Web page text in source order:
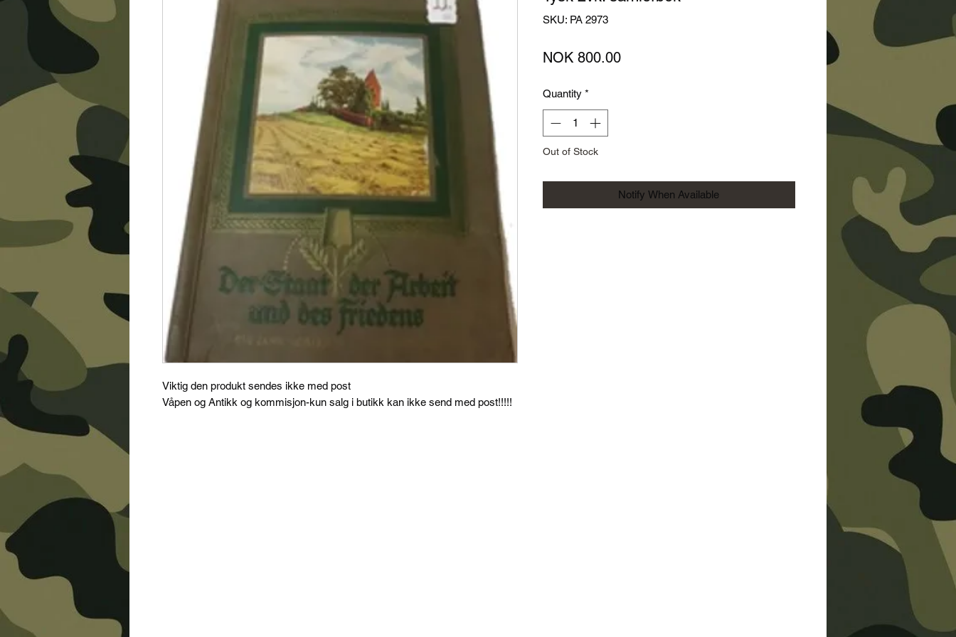
Viktig den produkt sendes ikke med post
Våpen og Antikk og kommisjon-kun salg i butikk kan ikke send med post!!!!!
SKU: PA 2973
NOK 800.00Price
Quantity *
Out of Stock
Notify When Available